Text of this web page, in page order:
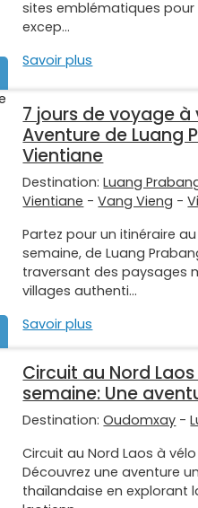
sites emblématiques
excep...
Savoir plus
7 jours de voyage à
Aventure de Luang
Vientiane
Destination:Luang
Vientiane -Vang Vieng -
Partez pour un itinéraire
semaine, de Luang
traversant des paysages
villages authenti...
Savoir plus
Circuit au Nord
semaine: Une
Destination:Oudomxay -
Circuit au Nord Laos à
Découvrez une aventure
thaïlandaise en explorant